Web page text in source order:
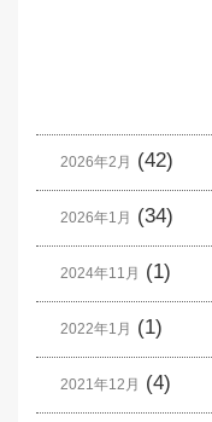
2026年2月 (42)
2026年1月 (34)
2024年11月 (1)
2022年1月 (1)
2021年12月 (4)